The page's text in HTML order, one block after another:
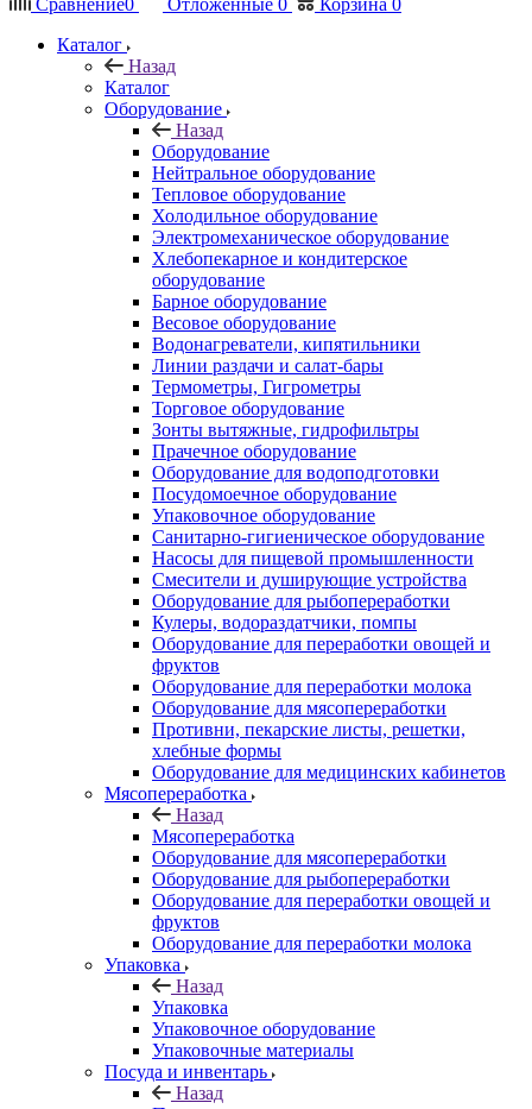
Сравнение0 Отложенные 0 Корзина 0
Каталог
Назад
Каталог
Оборудование
Назад
Оборудование
Нейтральное оборудование
Тепловое оборудование
Холодильное оборудование
Электромеханическое оборудование
Хлебопекарное и кондитерское
оборудование
Барное оборудование
Весовое оборудование
Водонагреватели, кипятильники
Линии раздачи и салат-бары
Термометры, Гигрометры
Торговое оборудование
Зонты вытяжные, гидрофильтры
Прачечное оборудование
Оборудование для водоподготовки
Посудомоечное оборудование
Упаковочное оборудование
Санитарно-гигиеническое оборудование
Насосы для пищевой промышленности
Смесители и душирующие устройства
Оборудование для рыбопереработки
Кулеры, водораздатчики, помпы
Оборудование для переработки овощей и
фруктов
Оборудование для переработки молока
Оборудование для мясопереработки
Противни, пекарские листы, решетки,
хлебные формы
Оборудование для медицинских кабинетов
Мясопереработка
Назад
Мясопереработка
Оборудование для мясопереработки
Оборудование для рыбопереработки
Оборудование для переработки овощей и
фруктов
Оборудование для переработки молока
Упаковка
Назад
Упаковка
Упаковочное оборудование
Упаковочные материалы
Посуда и инвентарь
Назад